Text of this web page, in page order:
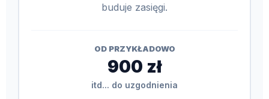
buduje zasięgi.
OD PRZYKŁADOWO
900 zł
itd... do uzgodnienia